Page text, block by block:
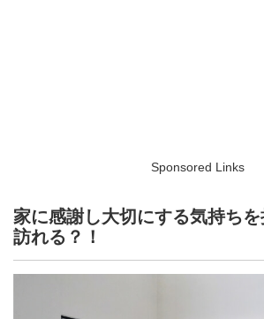
Sponsored Links
家に感謝し大切にする気持ち
訪れる？！